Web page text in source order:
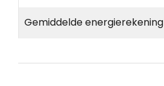
Gemiddelde energierekening